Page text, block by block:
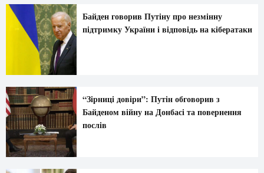
Байден говорив Путіну про незмінну
підтримку України і відповідь на кібератаки
“Зірниці довіри”: Путін обговорив з
Байденом війну на Донбасі та повернення
послів